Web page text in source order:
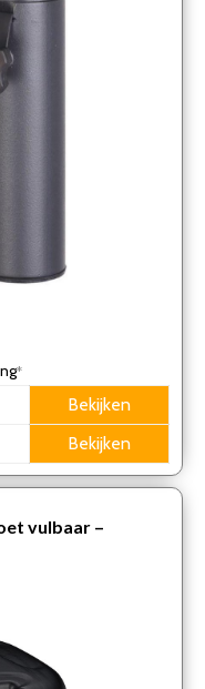
*
Bekijken
Bekijken
vulbaar –
– parasol voet –